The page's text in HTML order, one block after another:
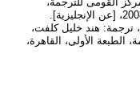
ترجمة: هند خليل كلفت،
الطبعة الأولى، القاهرة،